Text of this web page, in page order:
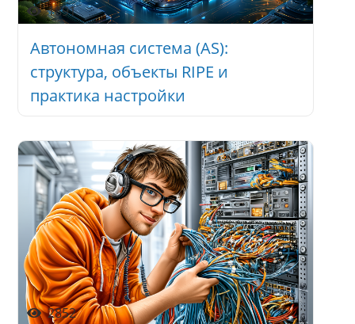
1891
Автономная система (AS):
структура, объекты RIPE и
практика настройки
2852